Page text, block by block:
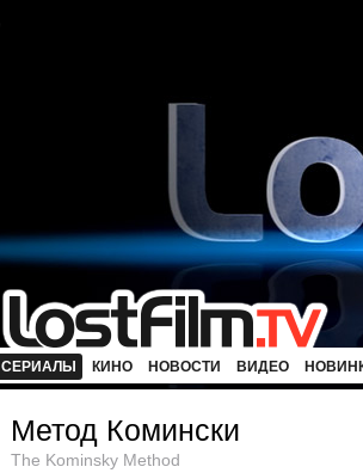
СЕРИАЛЫ КИНО НОВОСТИ ВИДЕО
Метод Комински
The Kominsky Method